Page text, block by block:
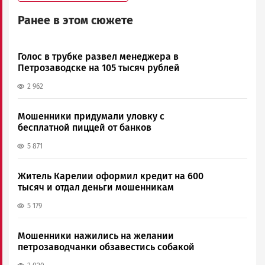
Ранее в этом сюжете
Голос в трубке развел менеджера в
Петрозаводске на 105 тысяч рублей
2 962
Мошенники придумали уловку с
бесплатной пиццей от банков
5 871
Житель Карелии оформил кредит на 600
тысяч и отдал деньги мошенникам
5 179
Мошенники нажились на желании
петрозаводчанки обзавестись собакой